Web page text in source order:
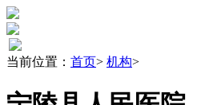
当前位置： 首页> 机构>